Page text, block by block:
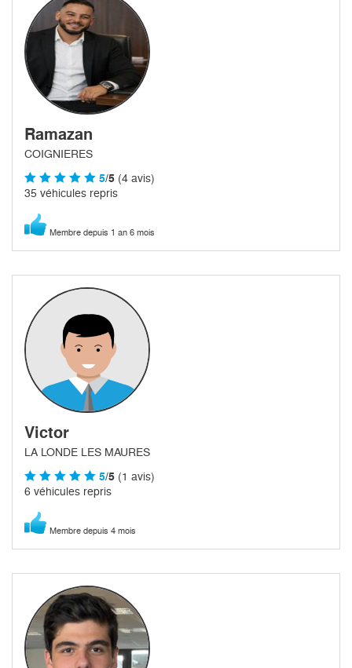
Ramazan
COIGNIERES
5/5 (4 avis)
35 véhicules repris
Membre depuis 1 an 6 mois
Victor
LA LONDE LES MAURES
5/5 (1 avis)
6 véhicules repris
Membre depuis 4 mois